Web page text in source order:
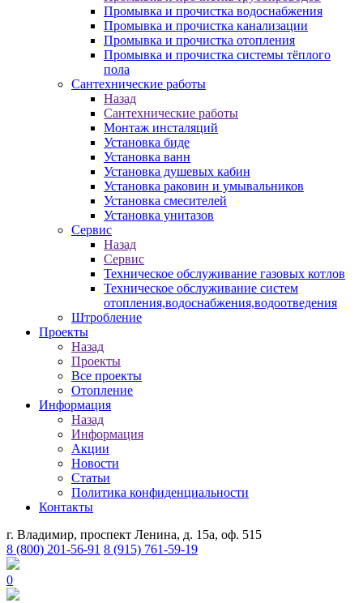
Промывка и прочистка водоснабжения
Промывка и прочистка канализации
Промывка и прочистка отопления
Промывка и прочистка системы тёплого
пола
Сантехнические работы
Назад
Сантехнические работы
Монтаж инсталяций
Установка биде
Установка ванн
Установка душевых кабин
Установка раковин и умывальников
Установка смесителей
Установка унитазов
Сервис
Назад
Сервис
Техническое обслуживание газовых котлов
Техническое обслуживание систем
отопления,водоснабжения,водоотведения
Штробление
Проекты
Назад
Проекты
Все проекты
Отопление
Информация
Назад
Информация
Акции
Новости
Статьи
Политика конфиденциальности
Контакты
г. Владимир, проспект Ленина, д. 15а, оф. 515
8 (800) 201-56-91 8 (915) 761-59-19
0